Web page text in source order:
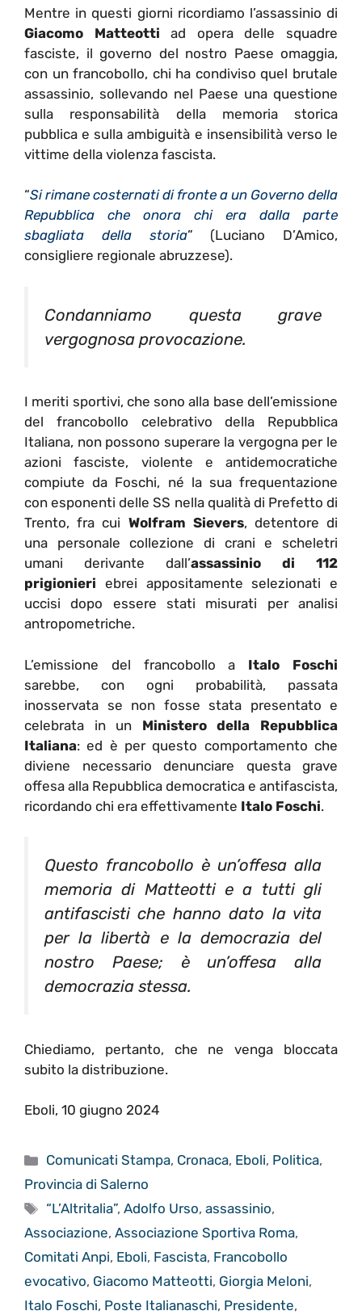
Mentre in questi giorni ricordiamo l’assassinio di
Giacomo Matteotti ad opera delle squadre
fasciste, il governo del nostro Paese omaggia,
con un francobollo, chi ha condiviso quel brutale
assassinio, sollevando nel Paese una questione
sulla responsabilità della memoria storica
pubblica e sulla ambiguità e insensibilità verso le
vittime della violenza fascista.
“Si rimane costernati di fronte a un Governo della
Repubblica che onora chi era dalla parte
sbagliata della storia” (Luciano D’Amico,
consigliere regionale abruzzese).
Condanniamo questa grave
vergognosa provocazione.
I meriti sportivi, che sono alla base dell’emissione
del francobollo celebrativo della Repubblica
Italiana, non possono superare la vergogna per le
azioni fasciste, violente e antidemocratiche
compiute da Foschi, né la sua frequentazione
con esponenti delle SS nella qualità di Prefetto di
Trento, fra cui Wolfram Sievers, detentore di
una personale collezione di crani e scheletri
umani derivante dall’assassinio di 112
prigionieri ebrei appositamente selezionati e
uccisi dopo essere stati misurati per analisi
antropometriche.
L’emissione del francobollo a Italo Foschi
sarebbe, con ogni probabilità, passata
inosservata se non fosse stata presentato e
celebrata in un Ministero della Repubblica
Italiana: ed è per questo comportamento che
diviene necessario denunciare questa grave
offesa alla Repubblica democratica e antifascista,
ricordando chi era effettivamente Italo Foschi.
Questo francobollo è un’offesa alla
memoria di Matteotti e a tutti gli
antifascisti che hanno dato la vita
per la libertà e la democrazia del
nostro Paese; è un’offesa alla
democrazia stessa.
Chiediamo, pertanto, che ne venga bloccata
subito la distribuzione.
Eboli, 10 giugno 2024
Categorie
Comunicati Stampa, Cronaca, Eboli, Politica,
Provincia di Salerno
Tag
“L’Altritalia”,Adolfo Urso,assassinio,
Associazione, Associazione Sportiva Roma,
Comitati Anpi, Eboli, Fascista, Francobollo
evocativo, Giacomo Matteotti, Giorgia Meloni,
Italo Foschi, Poste Italianaschi, Presidente,